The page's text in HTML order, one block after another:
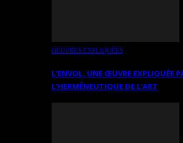
OEUVRES EXPLIQUÉES
L’ENVOL, UNE ŒUVRE EXPLIQUÉE
L’HERMÉNEUTIQUE DE L’ART